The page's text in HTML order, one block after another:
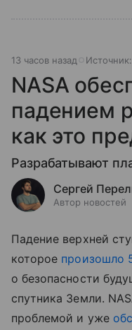
13 часов назад Источник:
NASA
падением
как это
Разрабатывают
Сергей
Автор новостей
Падение верхней
которое произошло
о безопасности
спутника Земли.
проблемой и уже